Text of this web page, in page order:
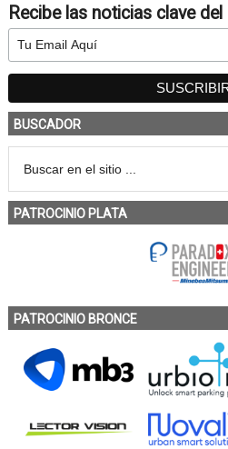
Recibe las noticias clave
BUSCADOR
PATROCINIO PLATA
PATROCINIO BRONCE